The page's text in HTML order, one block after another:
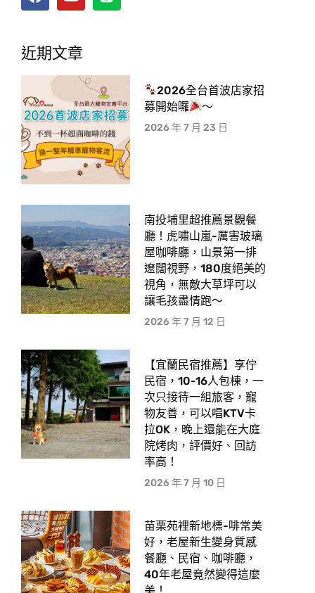
近期文章
2026全台首波店家招
募開始囉
～
2026 年 7 月 23 日
南投埔里超推薦景觀餐
廳！虎嘯山嵐-厲害玻璃
屋咖啡廳，山景第一排
遼闊視野，180度絕美的
視角，無敵大草坪可以
讓毛孩盡情跑〜
2026 年 7 月 12 日
【宜蘭民宿推薦】享佇
民宿，10-16人包棟，一
次只接待一組旅客，寵
物友善，可以唱KTV卡
拉OK，晚上還能在大庭
院烤肉，評價好、回訪
率高！
2026 年 7 月 10 日
苗栗苑裡新地標-啡常美
好，老屋新生變身質感
餐廳、民宿、咖啡廳，
40年老屋竟然變得這麼